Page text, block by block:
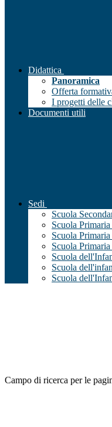
Didattica
Panoramica
Offerta
I progetti delle
Documenti utili
Sedi
Scuola
Scuola
Scuola
Scuola
Scuola
Scuola
Scuola
Campo di ricerca per le